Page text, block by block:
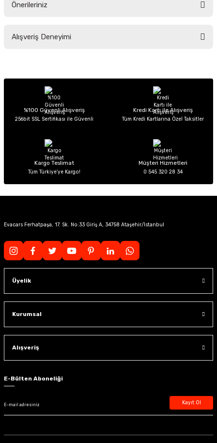
Önerileriniz
yetersiz gördüğünüz noktaları öneri formunu kullanarak tarafımıza
Ürün açıklamasında eksik bilgiler bulunuyor.
Ürün bilgilerinde hatalar bulunuyor.
Ürün fiyatı diğer sitelerden daha pahalı.
Alışveriş Deneyimi
Sitemize ilk yorumu siz yapın!
%100 Güvenli Alışveriş
256bit SSL Sertifikası ile Güvenli
Kredi Kartı ile Alışveriş
Tüm Kredi Kartlarına Özel Taksitler
Kargo Teslimat
Tüm Türkiye’ye Kargo!
Müşteri Hizmetleri
0 545 320 28 34
Evacars Ferhatpaşa, 17. Sk. No:33 Giriş A, 34758 Ataşehir/İstanbul
Üyelik
Kurumsal
Alışveriş
E-Bülten Aboneliği
Kayıt Ol